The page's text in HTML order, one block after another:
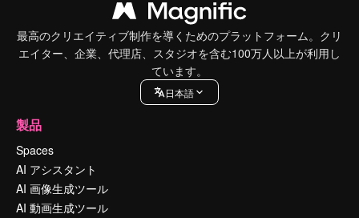
最高のクリエイティブ制作を導くためのプラットフォーム。クリ
エイター、企業、代理店、スタジオを含む100万人以上が利用し
ています。
日本語
製品
Spaces
AI アシスタント
AI 画像生成ツール
AI 動画生成ツール